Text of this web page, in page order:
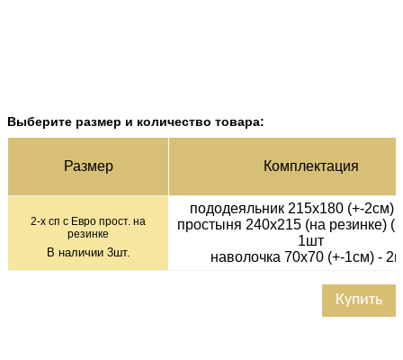
Выберите размер и количество товара:
Раз­мер Ком­плек­тация
2-х сп с Евро прост. на
резинке
В наличии 3шт.
пододеяльник 215х180 (+-2см)
простыня 240х215 (на резинке)
1шт
наволочка 70х70 (+-1см) -
Купить